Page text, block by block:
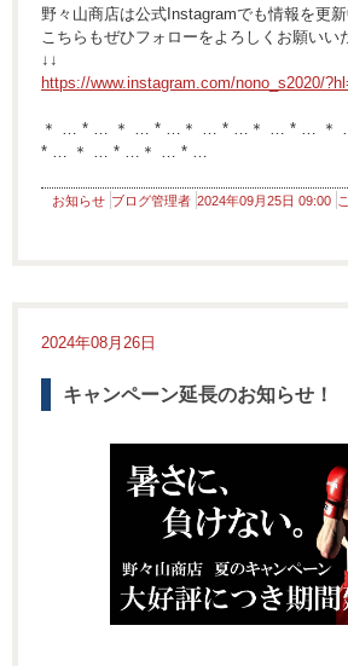
野々山商店は公式Instagramでも情報を更新
こちらもぜひフォローをよろしくお願いい
↓↓
https://www.instagram.com/nono_s2020/
＊ … * … ＊ … * …＊ … * …＊ … * …
* … ＊ … * …＊ … * …
お知らせ ブログ管理者 2024年09月25日 09:00
2024年08月26日
キャンペーン延長のお知らせ！